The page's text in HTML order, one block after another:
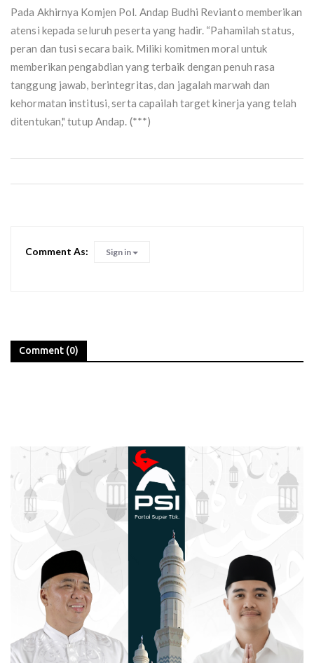
Pada Akhirnya Komjen Pol. Andap Budhi Revianto memberikan
atensi kepada seluruh peserta yang hadir. “Pahamilah status,
peran dan tusi secara baik. Miliki komitmen moral untuk
memberikan pengabdian yang terbaik dengan penuh rasa
tanggung jawab, berintegritas, dan jagalah marwah dan
kehormatan institusi, serta capailah target kinerja yang telah
ditentukan," tutup Andap. (***)
Comment As: Sign in
Comment (0)